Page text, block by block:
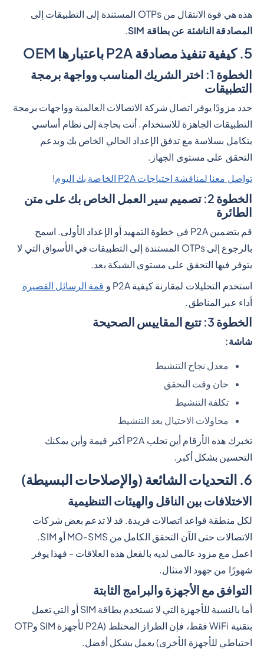
هذه هي قوة الانتقال من OTPs المستندة إلى التطبيقات إلى
المصادقة الناشئة عن بطاقة SIM
.
5. كيفية تنفيذ مصادقة P2A باعتبارها OEM
الخطوة 1: اختر الشريك المناسب وواجهة برمجة
التطبيقات
حدد مزودًا يوفر اتصال شركة الاتصالات العالمية وواجهات برمجة
التطبيقات الجاهزة للاستخدام. أنت بحاجة إلى نظام أساسي
يتكامل بسلاسة مع تدفق الإعداد الحالي الخاص بك ويدعم
التحقق على مستوى الجهاز.
تواصل معنا لمناقشة احتياجات P2A الخاصة بك اليوم
!
الخطوة 2: تصميم سير العمل الخاص بك على متن
الطائرة
قم بتضمين P2A في خطوة التمهيد أو الإعداد الأولى. اسمح
بالرجوع إلى OTPs المستندة إلى التطبيقات في الأسواق التي لا
يتوفر فيها التحقق على مستوى الشبكة بعد.
استخدم التحليلات لمقارنة كيفية P2A و
قمة الرسائل القصيرة
أداء عبر المناطق.
الخطوة 3: تتبع المقاييس الصحيحة
شاشة:
معدل نجاح التنشيط
حان وقت التحقق
تكلفة التنشيط
محاولات الاحتيال بعد التنشيط
تخبرك هذه الأرقام أين تجلب P2A أكبر قيمة وأين يمكنك
التحسين بشكل أكبر.
6. التحديات الشائعة (والإصلاحات البسيطة)
الاختلافات بين الناقل والهيئات التنظيمية
لكل منطقة قواعد اتصالات فريدة. قد لا تدعم بعض شركات
الاتصالات حتى الآن التحقق الكامل من MO-SMS أو SIM.
اعمل مع مزود عالمي لديه بالفعل هذه العلاقات - فهذا يوفر
شهورًا من جهود الامتثال.
التوافق مع الأجهزة والبرامج الثابتة
أما بالنسبة للأجهزة التي لا تستخدم بطاقة SIM أو التي تعمل
بتقنية WiFi فقط، فإن الطراز المختلط (P2A لأجهزة SIM وOTP
احتياطي للأجهزة الأخرى) يعمل بشكل أفضل.